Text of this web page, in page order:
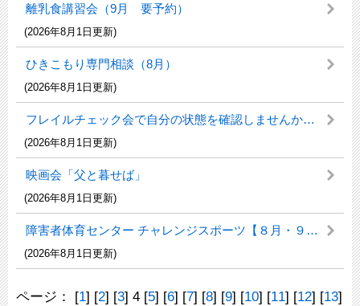
離乳食講習会（9月 要予約）
(2026年8月1日更新)
ひきこもり専門相談（8月）
(2026年8月1日更新)
フレイルチェック会で自分の状態を確認しませんか？（8・9月 要予約）
(2026年8月1日更新)
映画会「父と暮せば」
(2026年8月1日更新)
障害者体育センター チャレンジスポーツ【８月・９月】
(2026年8月1日更新)
ページ： [1] [2] [3] 4 [5] [6] [7] [8] [9] [10] [11] [12] [13]